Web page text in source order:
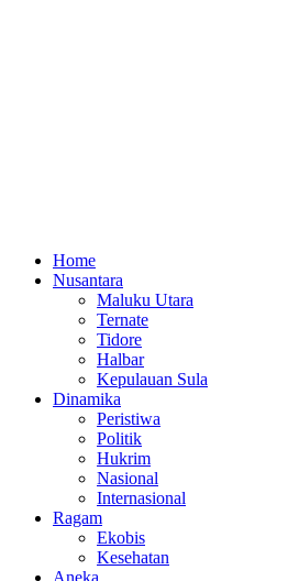
Home
Nusantara
Maluku Utara
Ternate
Tidore
Halbar
Kepulauan Sula
Dinamika
Peristiwa
Politik
Hukrim
Nasional
Internasional
Ragam
Ekobis
Kesehatan
Aneka